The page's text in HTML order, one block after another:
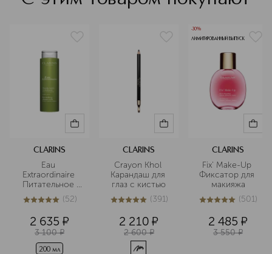
CLARINS
Eau
Extraordinaire
Питательное
молочко для
душа
4.9из552 (52)
2 635 ¤
3 100 ¤
200 мл
CLARINS
Crayon Khol
Карандаш для
глаз с кистью
4.9из5391 (391)
2 210 ¤
2 600 ¤
-30%
ЛИМИТИРОВАННЫЙ ВЫПУСК
CLARINS
Fix' Make-Up
Фиксатор для
макияжа
5из 5501 (501)
2 485 ¤
3 550 ¤